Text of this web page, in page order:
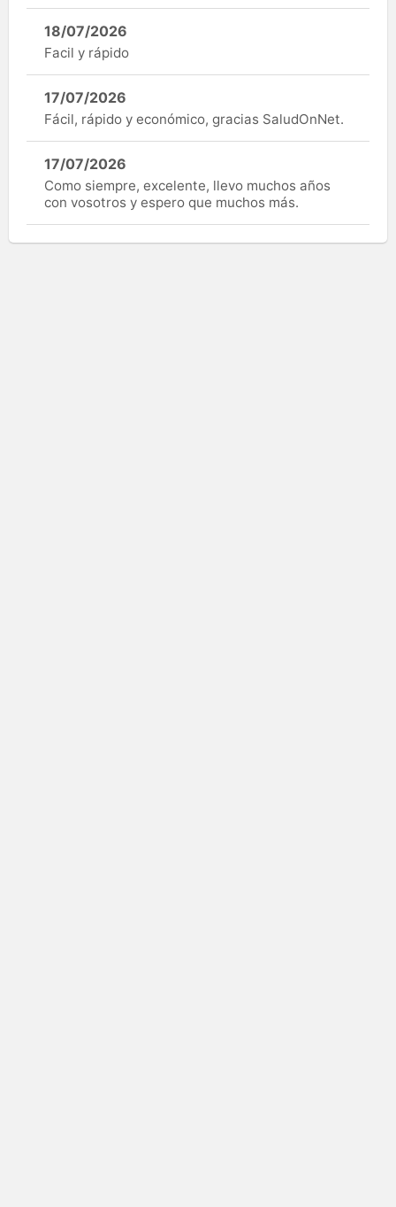
18/07/2026
Facil y rápido
17/07/2026
Fácil, rápido y económico, gracias SaludOnNet.
17/07/2026
Como siempre, excelente, llevo muchos años
con vosotros y espero que muchos más.